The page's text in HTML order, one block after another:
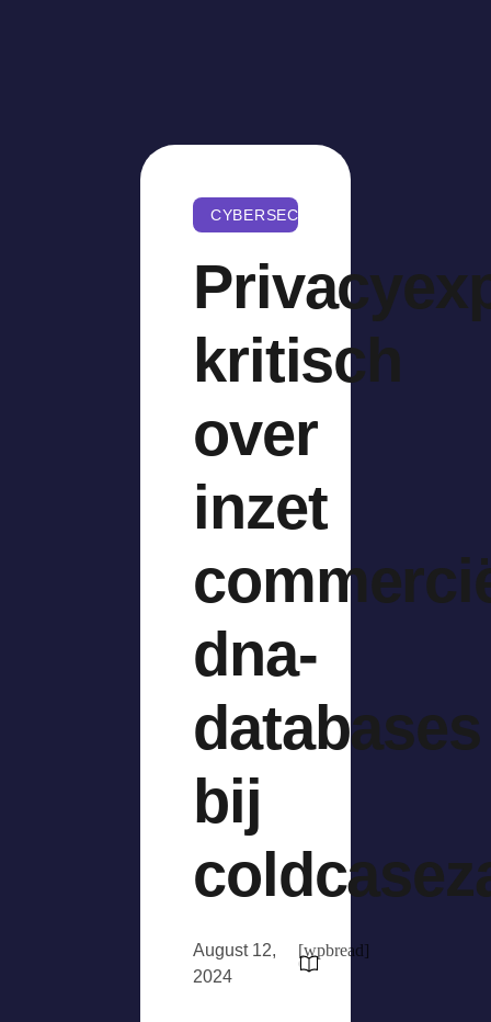
CYBERSECURITY
kritisch
over
inzet
dna-
databases
bij
August 12,
2024
[wpbread]